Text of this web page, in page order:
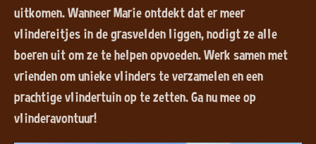
uitkomen. Wanneer Marie ontdekt dat er meer
vlindereitjes in de grasvelden liggen, nodigt ze alle
boeren uit om ze te helpen opvoeden. Werk samen met
vrienden om unieke vlinders te verzamelen en een
prachtige vlindertuin op te zetten. Ga nu mee op
vlinderavontuur!